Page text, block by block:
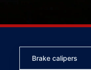
Brake calipers